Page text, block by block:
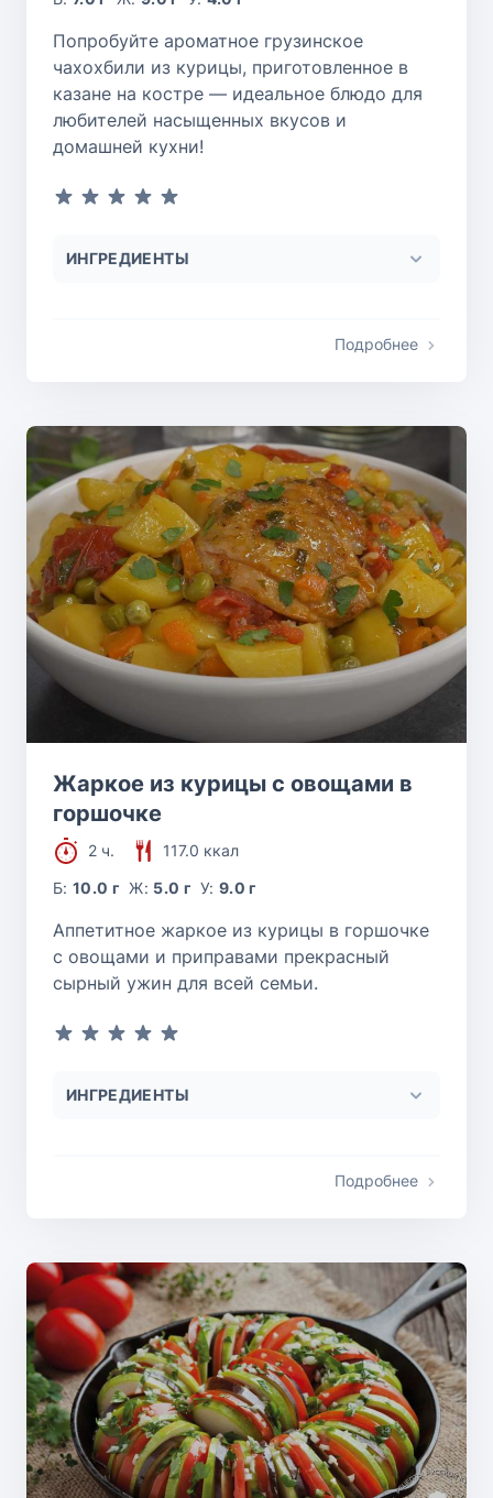
Попробуйте ароматное грузинское
чахохбили из курицы, приготовленное в
казане на костре — идеальное блюдо для
любителей насыщенных вкусов и
домашней кухни!
ИНГРЕДИЕНТЫ
Подробнее
Жаркое из курицы с овощами в
горшочке
2 ч.
117.0 ккал
Б:10.0 г Ж: 5.0 г У:9.0 г
Аппетитное жаркое из курицы в горшочке
с овощами и приправами прекрасный
сырный ужин для всей семьи.
ИНГРЕДИЕНТЫ
Подробнее